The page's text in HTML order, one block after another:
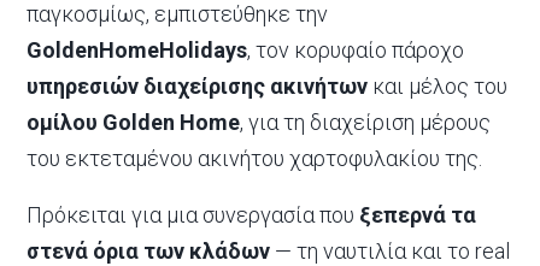
παγκοσμίως, εμπιστεύθηκε την
GoldenHomeHolidays, τον κορυφαίο πάροχο
υπηρεσιών διαχείρισης ακινήτων και μέλος του
ομίλου Golden Home, για τη διαχείριση μέρους
του εκτεταμένου ακινήτου χαρτοφυλακίου της.
Πρόκειται για μια συνεργασία που ξεπερνά τα
στενά όρια των κλάδων — τη ναυτιλία και το real